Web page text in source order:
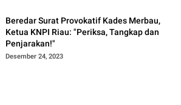
Beredar Surat Provokatif Kades Merbau,
Ketua KNPI Riau: "Periksa, Tangkap dan
Penjarakan!"
Desember 24, 2023